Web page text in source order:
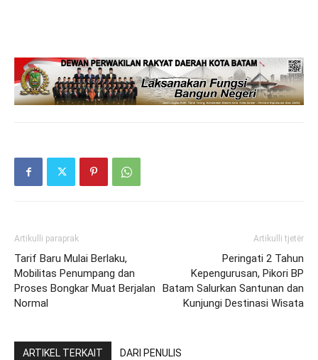
Artikulli paraprak
Tarif Baru Mulai Berlaku,
Mobilitas Penumpang dan
Proses Bongkar Muat Berjalan
Normal
Artikulli tjetër
Peringati 2 Tahun
Kepengurusan, Pikori BP
Batam Salurkan Santunan dan
Kunjungi Destinasi Wisata
ARTIKEL TERKAIT DARI PENULIS